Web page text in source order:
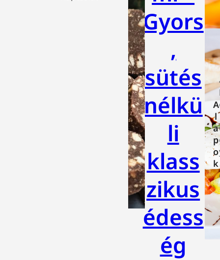
Gyors
,
sütés
nélkü
li
klass
zikus
édess
ég
A
l
a
p
o
k